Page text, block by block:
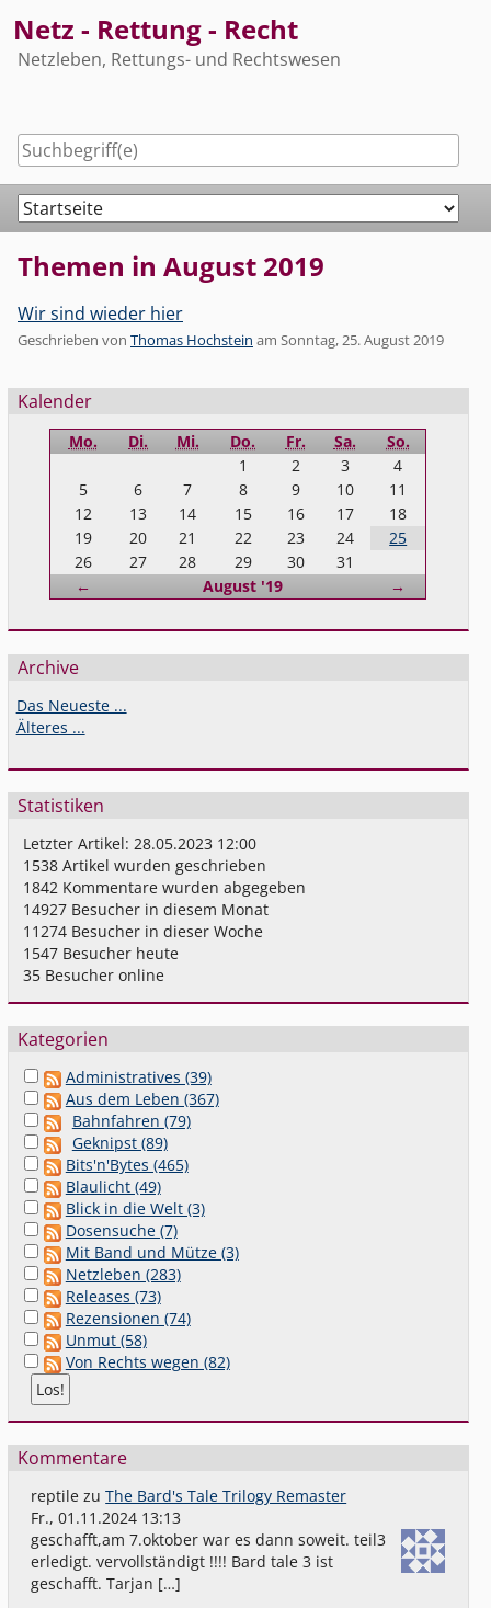
to
content
Netz - Rettung - Recht
Netzleben, Rettungs- und Rechtswesen
Navigation
Themen in August 2019
Wir sind wieder hier
Geschrieben von Thomas Hochstein am Sonntag, 25. August 2019
Seitenleiste
Kalender
Mo. Di. Mi. Do. Fr. Sa. So.
← August '19 Vorwärts
→
1 2 3
4
5
6 7 8 9 10
11
12
13 14 15 16 17
18
19
20 21 22 23 24
25
26
27 28 29 30 31
Archive
Das Neueste ...
Älteres ...
Statistiken
Letzter Artikel:28.05.2023 12:00
1538 Artikel wurden geschrieben
1842 Kommentare wurden abgegeben
14927 Besucher in diesem Monat
11274 Besucher in dieser Woche
1547 Besucher heute
35 Besucher online
Kategorien
Administratives (39)
Aus dem Leben (367)
Bahnfahren (79)
Geknipst (89)
Bits'n'Bytes (465)
Blaulicht (49)
Blick in die Welt (3)
Dosensuche (7)
Mit Band und Mütze (3)
Netzleben (283)
Releases (73)
Rezensionen (74)
Unmut (58)
Von Rechts wegen (82)
Kommentare
reptile zuThe Bard's Tale Trilogy Remaster
Fr., 01.11.2024 13:13
geschafft,am 7.oktober war es dann soweit. teil3
erledigt. vervollständigt !!!! Bard tale 3 ist
geschafft. Tarjan […]